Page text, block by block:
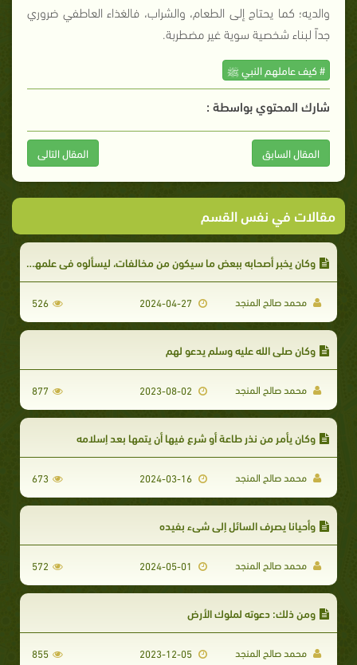
والديه؛ كما يحتاج إلى الطعام، والشراب، فالغذاء العاطفي ضروري
جداً لبناء شخصية سوية غير مضطربة.
# كيف عاملهم النبي ﷺ
شارك المحتوي بواسطة :
المقال السابق المقال التالى
مقالات في نفس القسم
وكان يخبر أصحابه ببعض ما سيكون من مخالفات، ليسألوه في علمهم كيف يتصرفون فيها
محمد صالح المنجد 526
وكان صلى الله عليه وسلم يدعو لهم
محمد صالح المنجد 877
وكان يأمر من نذر طاعة أو شرع فيها أن يتمها بعد إسلامه
محمد صالح المنجد 2024-03-16
673
وأحيانا يصرف السائل إلى شيء بفيده
محمد صالح المنجد 572
ومن ذلك: دعوته لملوك الأرض
محمد صالح المنجد 2023-12-05
855